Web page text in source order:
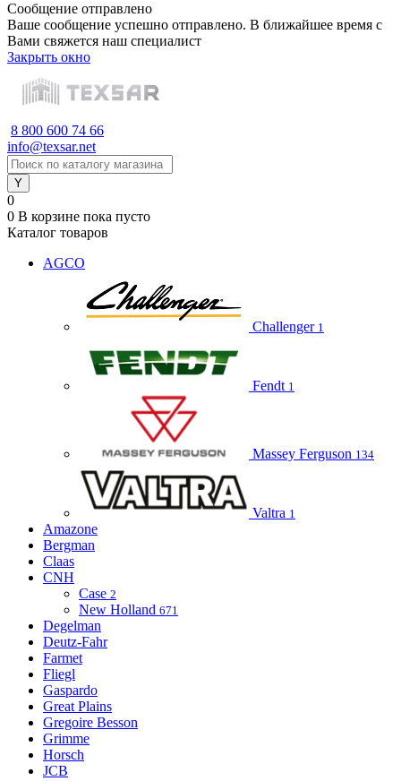
Сообщение отправлено
Ваше сообщение успешно отправлено. В ближайшее время с
Вами свяжется наш специалист
Закрыть окно
8 800 600 74 66
info@texsar.net
0
0 В корзине пока пусто
Каталог товаров
AGCO
Challenger 1
Fendt 1
Massey Ferguson 134
Valtra 1
Amazone
Bergman
Claas
CNH
Case 2
New Holland 671
Degelman
Deutz-Fahr
Farmet
Fliegl
Gaspardo
Great Plains
Gregoire Besson
Grimme
Horsch
JCB